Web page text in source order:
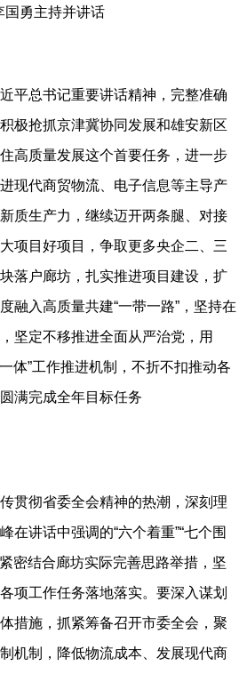
国勇主持并讲话
总书记重要讲话精神，完整准确
极抢抓京津冀协同发展和雄安新区
高质量发展这个首要任务，进一步
现代商贸物流、电子信息等主导产
质生产力，继续迈开两条腿、对接
项目好项目，争取更多央企二、三
落户廊坊，扎实推进项目建设，扩
融入高质量共建“一带一路”，坚持在
坚定不移推进全面从严治党，用
体”工作推进机制，不折不扣推动各
满完成全年目标任务
彻省委全会精神的热潮，深刻理
在讲话中强调的“六个着重”“七个围
密结合廊坊实际完善思路举措，坚
项工作任务落地落实。要深入谋划
措施，抓紧筹备召开市委全会，聚
机制，降低物流成本、发展现代商